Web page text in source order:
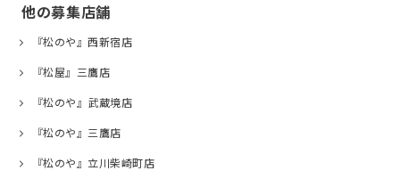
他の募集店舗
『松のや』西新宿店
『松屋』三鷹店
『松のや』武蔵境店
『松のや』三鷹店
『松のや』立川柴崎町店